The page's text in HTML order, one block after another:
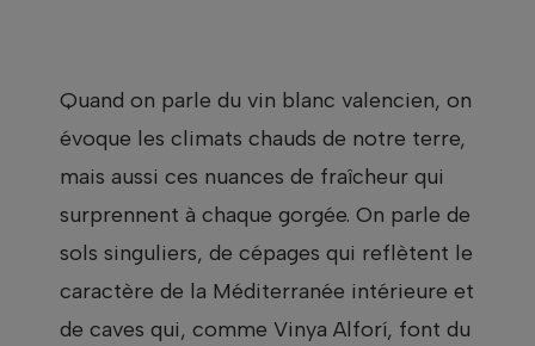
Quand on parle du vin blanc valencien, on
évoque les climats chauds de notre terre,
mais aussi ces nuances de fraîcheur qui
surprennent à chaque gorgée. On parle de
sols singuliers, de cépages qui reflètent le
caractère de la Méditerranée intérieure et
de caves qui, comme Vinya Alforí, font du